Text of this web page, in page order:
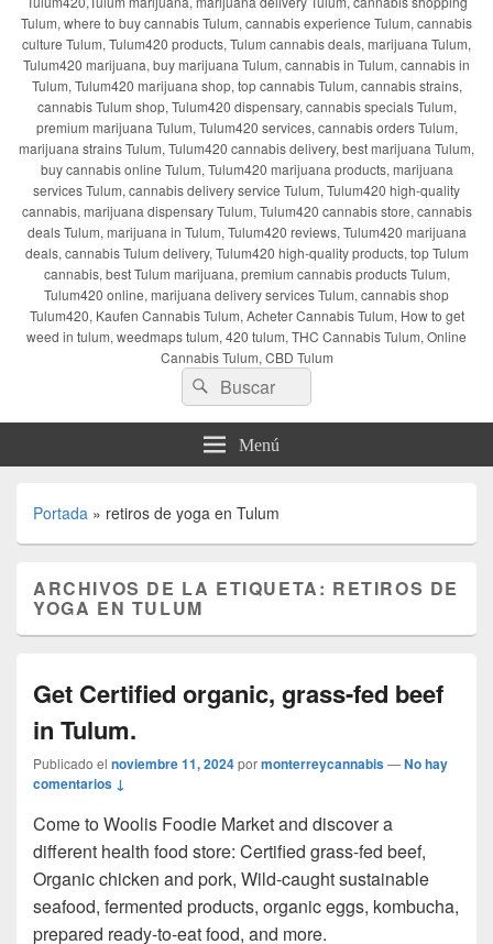
Tulum, where to buy cannabis Tulum, cannabis experience Tulum, cannabis
culture Tulum, Tulum420 products, Tulum cannabis deals, marijuana Tulum,
Tulum420 marijuana, buy marijuana Tulum, cannabis in Tulum, cannabis in
Tulum, Tulum420 marijuana shop, top cannabis Tulum, cannabis strains,
cannabis Tulum shop, Tulum420 dispensary, cannabis specials Tulum,
premium marijuana Tulum, Tulum420 services, cannabis orders Tulum,
marijuana strains Tulum, Tulum420 cannabis delivery, best marijuana Tulum,
buy cannabis online Tulum, Tulum420 marijuana products, marijuana
services Tulum, cannabis delivery service Tulum, Tulum420 high-quality
cannabis, marijuana dispensary Tulum, Tulum420 cannabis store, cannabis
deals Tulum, marijuana in Tulum, Tulum420 reviews, Tulum420 marijuana
deals, cannabis Tulum delivery, Tulum420 high-quality products, top Tulum
cannabis, best Tulum marijuana, premium cannabis products Tulum,
Tulum420 online, marijuana delivery services Tulum, cannabis shop
Tulum420, Kaufen Cannabis Tulum, Acheter Cannabis Tulum, How to get
weed in tulum, weedmaps tulum, 420 tulum, THC Cannabis Tulum, Online
Cannabis Tulum, CBD Tulum
Buscar
por:
Buscar
Menú
Portada » retiros de yoga en Tulum
ARCHIVOS DE LA ETIQUETA: RETIROS DE
YOGA EN TULUM
Get Certified organic, grass-fed beef
in Tulum.
Publicado el noviembre 11, 2024pormonterreycannabis—No hay
comentarios ↓
Come to Woolis Foodie Market and discover a
different health food store: Certified grass-fed beef,
Organic chicken and pork, Wild-caught sustainable
seafood, fermented products, organic eggs, kombucha,
prepared ready-to-eat food, and more.